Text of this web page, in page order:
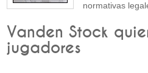
normativas
Vanden Stock
jugadores